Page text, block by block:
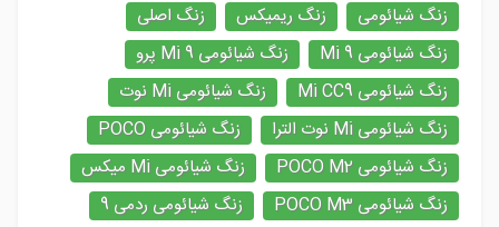
زنگ شیائومی زنگ ریمیکس
زنگ اصلی
زنگ شیائومی Mi 9
زنگ شیائومی Mi 9 پرو
زنگ شیائومی Mi CC9
زنگ شیائومی Mi نوت
زنگ شیائومی Mi نوت الترا
زنگ شیائومی POCO
زنگ شیائومی POCO M2
زنگ شیائومی Mi میکس
زنگ شیائومی POCO M3
زنگ شیائومی ردمی 9